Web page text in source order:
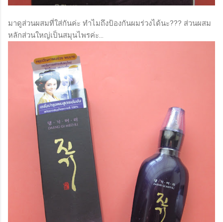
มาดูส่วนผสมที่ใส่กันค่ะ ทำไมถึงป้องกันผมร่วงได้นะ??? ส่วนผสม
หลักส่วนใหญ่เป็นสมุนไพรค่ะ...